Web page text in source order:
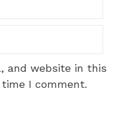
and website in this
I comment.